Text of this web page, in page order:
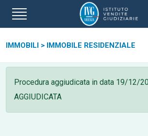
IMMOBILI > IMMOBILE RESIDENZIALE
Procedura aggiudicata in data 19/12/
AGGIUDICATA